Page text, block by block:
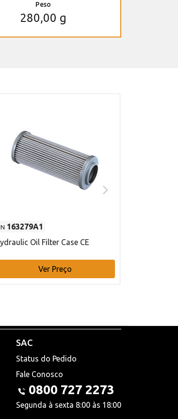
Peso
280,00 g
163279A1
Oil Filter Case CE
Ver Preço
SAC
Status do Pedido
Fale Conosco
0800 727 2273
Segunda à sexta 8:00 às 18:00